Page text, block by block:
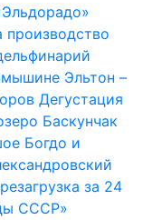
производство
Эльтон –
Дегустация
Баскунчак
Богдо и
за 24
СССР»